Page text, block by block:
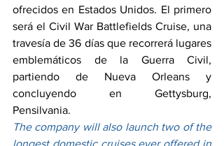
ofrecidos en Estados Unidos. El primero
será el Civil War Battlefields Cruise, una
travesía de 36 días que recorrerá lugares
emblemáticos de la Guerra Civil,
partiendo de Nueva Orleans y
concluyendo en Gettysburg,
Pensilvania.
The company will also launch two of the